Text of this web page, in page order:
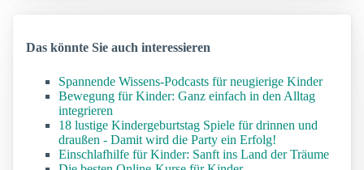
Das könnte Sie auch interessieren
Spannende Wissens-Podcasts für neugierige Kinder
Bewegung für Kinder: Ganz einfach in den Alltag
integrieren
18 lustige Kindergeburtstag Spiele für drinnen und
draußen - Damit wird die Party ein Erfolg!
Einschlafhilfe für Kinder: Sanft ins Land der Träume